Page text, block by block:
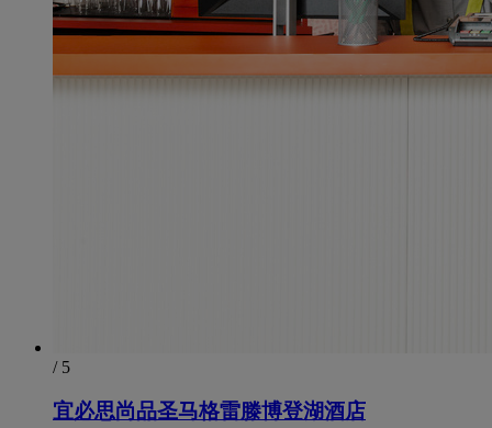
/ 5
宜必思尚品圣马格雷滕博登湖酒店